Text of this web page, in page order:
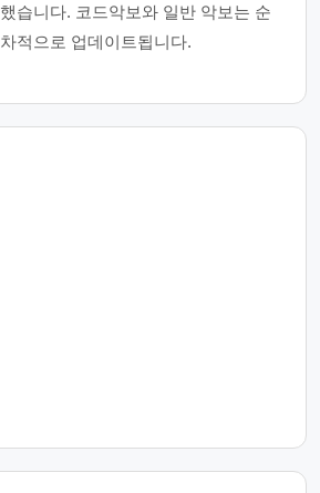
했습니다. 코드악보와 일반 악보는 순
차적으로 업데이트됩니다.